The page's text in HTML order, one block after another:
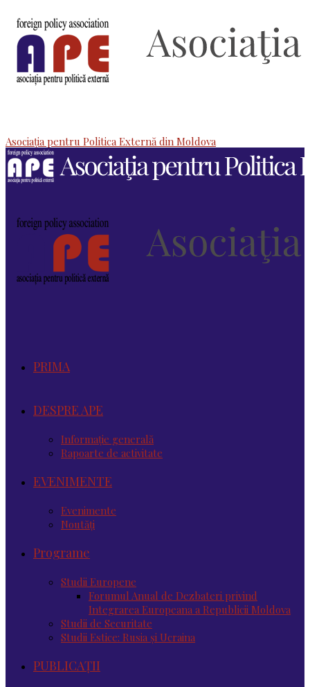
Asociaţia pentru Politica Externă din Moldova
PRIMA
DESPRE APE
Informație generală
Rapoarte de activitate
EVENIMENTE
Evenimente
Noutăţi
Programe
Studii Europene
Forumul Anual de Dezbateri privind
Integrarea Europeana a Republicii Moldova
Studii de Securitate
Studii Estice: Rusia și Ucraina
PUBLICAȚII